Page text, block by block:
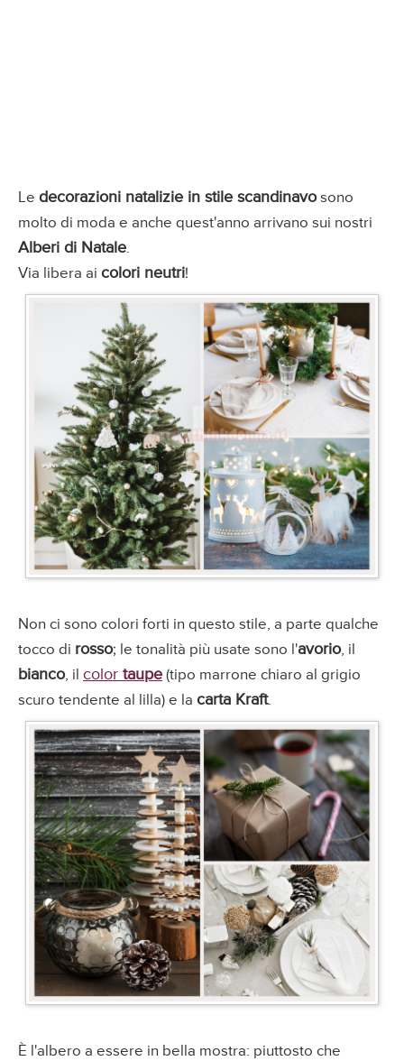
Le decorazioni natalizie in stile scandinavosono
molto di moda e anche quest'anno arrivano sui nostri
Alberi di Natale.
Via libera ai colori neutri!
Non ci sono colori forti in questo stile, a parte qualche
tocco di rosso; le tonalità più usate sono l'avorio, il
bianco, il color taupe (tipo marrone chiaro al grigio
scuro tendente al lilla) e la carta Kraft.
È l'albero a essere in bella mostra: piuttosto che